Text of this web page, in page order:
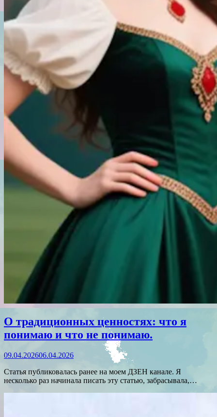
О традиционных ценностях: что я
понимаю и что не понимаю.
09.04.202606.04.2026
Статья публиковалась ранее на моем ДЗЕН канале. Я
несколько раз начинала писать эту статью, забрасывала,…